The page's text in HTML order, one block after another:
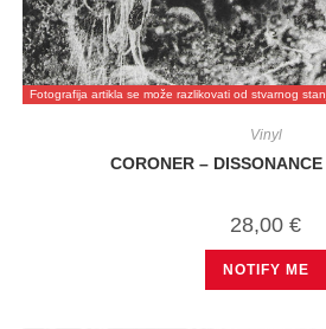
Fotografija artikla se može razlikovati od stvarnog
Vinyl
CORONER –
28,00 €
NOTIFY ME